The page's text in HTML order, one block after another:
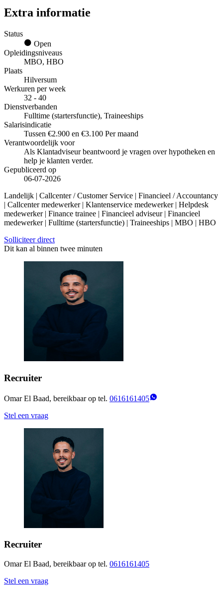
Extra informatie
Status
Open
Opleidingsniveaus
MBO, HBO
Plaats
Hilversum
Werkuren per week
32 - 40
Dienstverbanden
Fulltime (startersfunctie), Traineeships
Salarisindicatie
Tussen €2.900 en €3.100 Per maand
Verantwoordelijk voor
Als Klantadviseur beantwoord je vragen over hypotheken en
help je klanten verder.
Gepubliceerd op
06-07-2026
Landelijk | Callcenter / Customer Service | Financieel / Accountancy
| Callcenter medewerker | Klantenservice medewerker | Helpdesk
medewerker | Finance trainee | Financieel adviseur | Financieel
medewerker | Fulltime (startersfunctie) | Traineeships | MBO | HBO
Solliciteer direct
Dit kan al binnen twee minuten
Recruiter
Omar El Baad, bereikbaar op tel. 0616161405
Stel een vraag
Recruiter
Omar El Baad, bereikbaar op tel. 0616161405
Stel een vraag